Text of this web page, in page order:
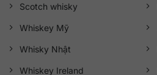
Scotch whisky
Whiskey Mỹ
Whisky Nhật
Whiskey Ireland